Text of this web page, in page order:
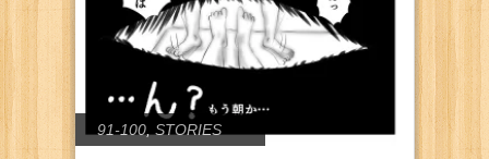
91-100 STORIES